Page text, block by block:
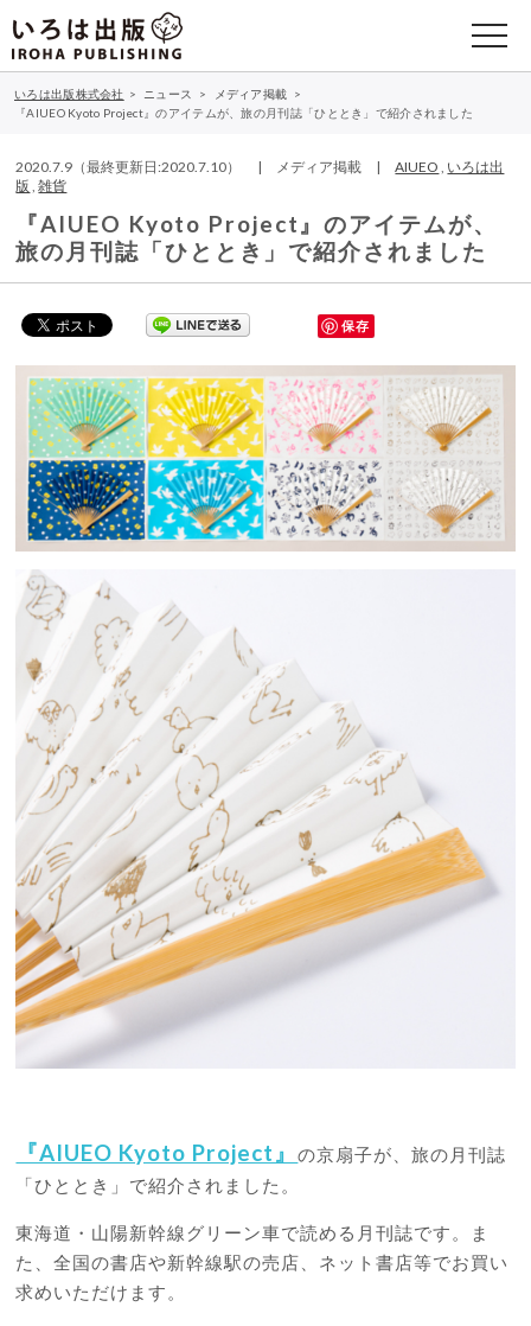
いろは出版株式会社 > ニュース > メディア掲載 >
『AIUEO Kyoto Project』のアイテムが、旅の月刊誌「ひととき」で紹介されました
2020.7.9（最終更新日:2020.7.10） | メディア掲載 |AIUEO , いろは出
版 ,雑貨
『AIUEO Kyoto Project』のアイテムが、
旅の月刊誌「ひととき」で紹介されました
保存
『AIUEO Kyoto Project』の京扇子が、旅の月刊誌
「ひととき」で紹介されました。
東海道・山陽新幹線グリーン車で読める月刊誌です。ま
た、全国の書店や新幹線駅の売店、ネット書店等でお買い
求めいただけます。